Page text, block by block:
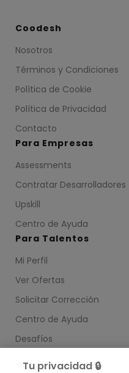
Coodesh
Nosotros
Términos y Condiciones
Política de Cookie
Política de Privacidad
Contacto
Para Empresas
Assessments
Contratar Desarrolladores
Upskill
Centro de Ayuda
Para Talentos
Mi Perfil
Ver Ofertas
Solicitar Corrección
Centro de Ayuda
Desafíos
Tu privacidad 🔒